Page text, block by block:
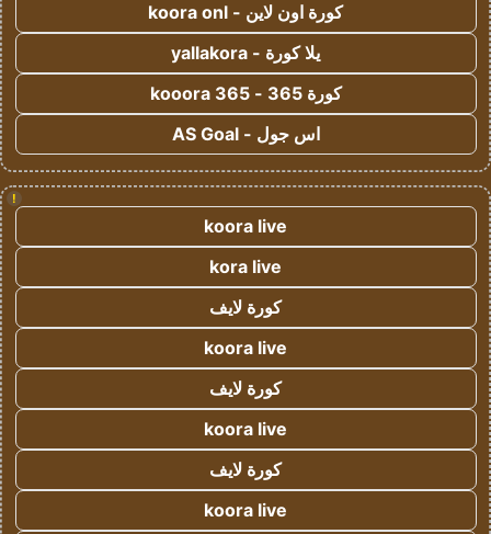
كورة اون لاين - koora onl
يلا كورة - yallakora
كورة 365 - kooora 365
اس جول - AS Goal
!
koora live
kora live
كورة لايف
koora live
كورة لايف
koora live
كورة لايف
koora live